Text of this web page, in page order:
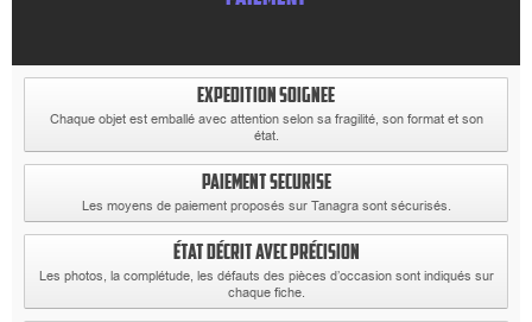
EXPEDITION SOIGNEE
Chaque objet est emballé avec attention selon sa fragilité, son format et son
état.
PAIEMENT SECURISE
Les moyens de paiement proposés sur Tanagra sont sécurisés.
ÉTAT DÉCRIT AVEC PRÉCISION
Les photos, la complétude, les défauts des pièces d’occasion sont indiqués sur
chaque fiche.